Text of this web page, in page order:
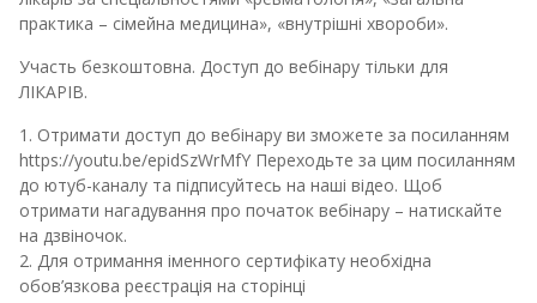
практика – сімейна медицина», «внутрішні хвороби».
Участь безкоштовна. Доступ до вебінару тільки для
ЛІКАРІВ.
1. Отримати доступ до вебінару ви зможете за посиланням
https://youtu.be/epidSzWrMfY Переходьте за цим посиланням
до ютуб-каналу та підписуйтесь на наші відео. Щоб
отримати нагадування про початок вебінару – натискайте
на дзвіночок.
2. Для отримання іменного сертифікату необхідна
обов’язкова реєстрація на сторінці